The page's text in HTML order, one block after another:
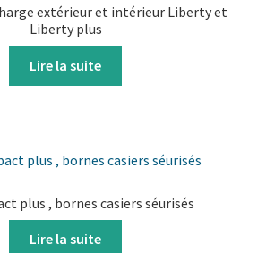
extérieur et intérieur Liberty et
Liberty plus
Lire la suite
plus , bornes casiers séurisés
Lire la suite